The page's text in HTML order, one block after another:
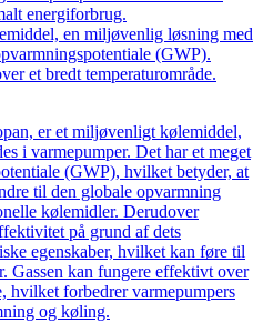
energiforbrug.
en miljøvenlig løsning med
(GWP).
et bredt temperaturområde.
er et miljøvenligt kølemiddel,
i varmepumper. Det har et meget
(GWP), hvilket betyder, at
til den globale opvarmning
kølemidler. Derudover
på grund af dets
egenskaber, hvilket kan føre til
Gassen kan fungere effektivt over
hvilket forbedrer varmepumpers
og køling.